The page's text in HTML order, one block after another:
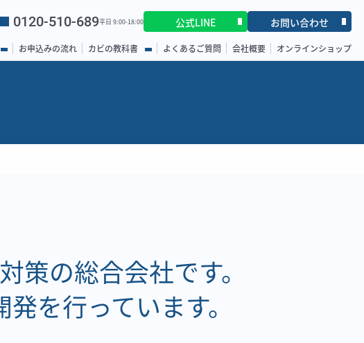
0120-510-689平日 9:00-18:00 公式LINE お問い合わせ
お申込みの流れ カビの教科書 よくあるご質問 会社概要 オンラインショップ
策の総合会社です。
を行っています。